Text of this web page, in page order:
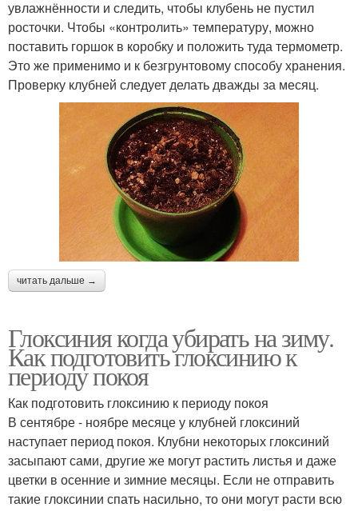
увлажнённости и следить, чтобы клубень не пустил
росточки. Чтобы «контролить» температуру, можно
поставить горшок в коробку и положить туда термометр.
Это же применимо и к безгрунтовому способу хранения.
Проверку клубней следует делать дважды за месяц.
читать дальше →
Глоксиния когда убирать на зиму.
Как подготовить глоксинию к
периоду покоя
Как подготовить глоксинию к периоду покоя
В сентябре - ноябре месяце у клубней глоксиний
наступает период покоя. Клубни некоторых глоксиний
засыпают сами, другие же могут растить листья и даже
цветки в осенние и зимние месяцы. Если не отправить
такие глоксинии спать насильно, то они могут расти всю